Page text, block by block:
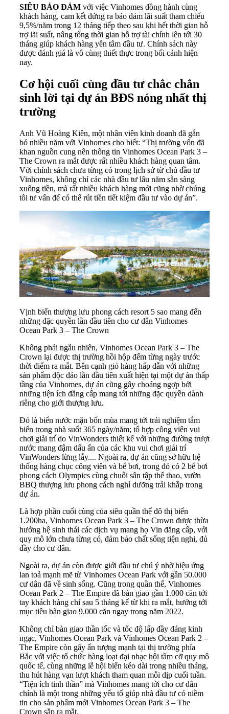
SIÊU BẢO ĐẢM với việc Vinhomes đồng hành cùng
khách hàng, cam kết đứng ra bảo đảm lãi suất tham chiếu
9,5%/năm trong 12 tháng tiếp theo sau khi hết thời gian hỗ
trợ lãi suất, nâng tổng thời gian hỗ trợ tài chính lên tới 30
tháng giúp khách hàng yên tâm đầu tư. Chính sách này
được đánh giá là vô cùng thiết thực trong bối cảnh hiện
nay.
Cơ hội cuối cùng đầu tư chắc chắn
sinh lời tại dự án BĐS nóng nhất thị
trường
Anh Vũ Hoàng Kiên, một nhân viên kinh doanh đã gắn
bó nhiều năm với Vinhomes cho biết: “Thị trường vốn đã
khan nguồn cung nên thông tin Vinhomes Ocean Park 3 –
The Crown ra mắt được rất nhiều khách hàng quan tâm.
Với chính sách chưa từng có trong lịch sử từ chủ đầu tư
Vinhomes, không chỉ các nhà đầu tư lâu năm sẵn sàng
xuống tiền, mà rất nhiều khách hàng mới cũng nhờ chúng
tôi tư vấn để có thể rút tiền tiết kiệm đầu tư vào dự án”.
Vịnh biển thượng lưu phong cách resort 5 sao mang đến
những đặc quyền lần đầu tiên cho cư dân Vinhomes
Ocean Park 3 – The Crown
Không phải ngẫu nhiên, Vinhomes Ocean Park 3 – The
Crown lại được thị trường hồi hộp đếm từng ngày trước
thời điểm ra mắt. Bên cạnh giỏ hàng hấp dẫn với những
sản phẩm độc đáo lần đầu tiên xuất hiện tại một dự án thấp
tầng của Vinhomes, dự án cũng gây choáng ngợp bởi
những tiện ích đẳng cấp mang tới những đặc quyền dành
riêng cho giới thượng lưu.
Đó là biển nước mặn bốn mùa mang tới trải nghiệm tắm
biển trong nhà suốt 365 ngày/năm; tổ hợp công viên vui
chơi giải trí do VinWonders thiết kế với những đường trượt
nước mang đậm dấu ấn của các khu vui chơi giải trí
VinWonders lừng lẫy.... Ngoài ra, dự án cũng sở hữu hệ
thống hàng chục công viên và bể bơi, trong đó có 2 bể bơi
phong cách Olympics cùng chuỗi sân tập thể thao, vườn
BBQ thượng lưu phong cách nghỉ dưỡng trải khắp trong
dự án.
Là hợp phần cuối cùng của siêu quần thể đô thị biển
1.200ha, Vinhomes Ocean Park 3 – The Crown được thừa
hưởng hệ sinh thái các dịch vụ mang họ Vin đẳng cấp, với
quy mô lớn chưa từng có, đảm bảo chất sống tiện nghi, đủ
đầy cho cư dân.
Ngoài ra, dự án còn được giới đầu tư chú ý nhờ hiệu ứng
lan toả mạnh mẽ từ Vinhomes Ocean Park với gần 50.000
cư dân đã về sinh sống. Cũng trong quần thể, Vinhomes
Ocean Park 2 – The Empire đã bàn giao gần 1.000 căn tới
tay khách hàng chỉ sau 5 tháng kể từ khi ra mắt, hướng tới
mục tiêu bàn giao 9.000 căn ngay trong năm 2022.
Không chỉ bàn giao thần tốc và tốc độ lấp đầy đáng kinh
ngạc, Vinhomes Ocean Park và Vinhomes Ocean Park 2 –
The Empire còn gây ấn tượng mạnh tại thị trường phía
Bắc với việc tổ chức hàng loạt đại nhạc hội tầm cỡ quy mô
quốc tế, cùng những lễ hội biển kéo dài trong nhiều tháng,
thu hút hàng vạn lượt khách tham quan mỗi dịp cuối tuần.
“Tiện ích tinh thần” mà Vinhomes mang tới cho cư dân
chính là một trong những yếu tố giúp nhà đầu tư có niềm
tin cho sản phẩm mới Vinhomes Ocean Park 3 – The
Crown sắp ra mắt.